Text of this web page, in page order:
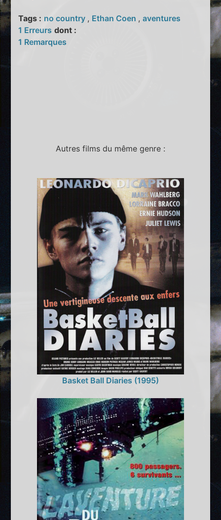
Tags : no country , Ethan Coen ,aventures
1 Erreurs dont :
1 Remarques
Autres films du même genre :
Basket Ball Diaries (1995)